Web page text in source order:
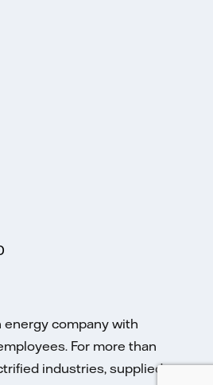
energy company with
For more than
industries, supplied